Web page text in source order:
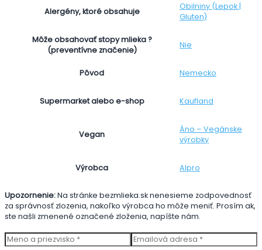
Alergény, ktoré obsahuje
Obilniny (Lepok |
Gluten)
Môže obsahovať stopy mlieka ?
(preventívne značenie)
Nie
Pôvod Nemecko
Supermarket alebo e-shop Kaufland
Vegan
Áno – Vegánske
výrobky
Výrobca Alpro
Upozornenie:Na stránke bezmlieka.sk nenesieme zodpovednosť
za správnosť zlozenia, nakoľko výrobca ho môže meniť. Prosím ak,
ste našli zmenené označené zloženia, napíšte nám.